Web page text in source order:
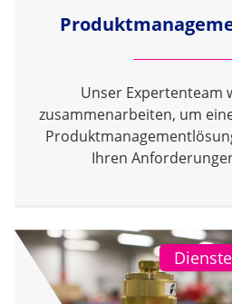
Unser Expertenteam
zusammenarbeiten, um
Ihren
Dienste